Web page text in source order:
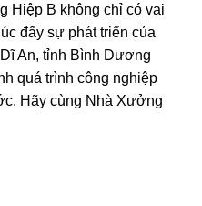
Hiệp B không chỉ có vai
đẩy sự phát triển của
An, tỉnh Bình Dương
quá trình công nghiệp
Hãy cùng Nhà Xưởng